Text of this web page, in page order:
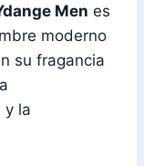
Men es
moderno
su fragancia
y la